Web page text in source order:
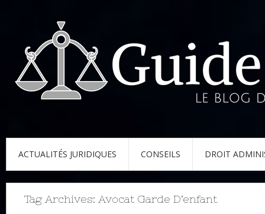
ACTUALITÉS JURIDIQUES CONSEILS DROIT
Tag Archives: Avocat Garde D’enfant